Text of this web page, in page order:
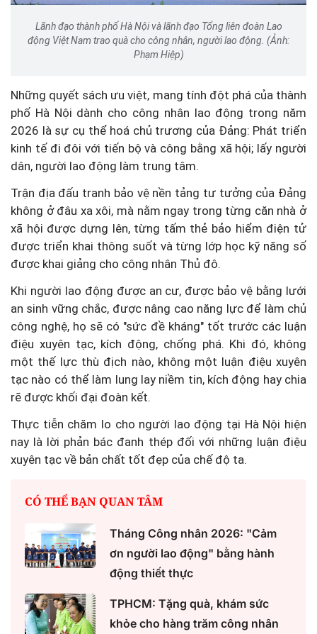
Lãnh đạo thành phố Hà Nội và lãnh đạo Tổng liên đoàn Lao
động Việt Nam trao quà cho công nhân, người lao động. (Ảnh:
Phạm Hiệp)
Những quyết sách ưu việt, mang tính đột phá của thành
phố Hà Nội dành cho công nhân lao động trong năm
2026 là sự cụ thể hoá chủ trương của Đảng: Phát triển
kinh tế đi đôi với tiến bộ và công bằng xã hội; lấy người
dân, người lao động làm trung tâm.
Trận địa đấu tranh bảo vệ nền tảng tư tưởng của Đảng
không ở đâu xa xôi, mà nằm ngay trong từng căn nhà ở
xã hội được dựng lên, từng tấm thẻ bảo hiểm điện tử
được triển khai thông suốt và từng lớp học kỹ năng số
được khai giảng cho công nhân Thủ đô.
Khi người lao động được an cư, được bảo vệ bằng lưới
an sinh vững chắc, được nâng cao năng lực để làm chủ
công nghệ, họ sẽ có "sức đề kháng" tốt trước các luận
điệu xuyên tạc, kích động, chống phá. Khi đó, không
một thế lực thù địch nào, không một luận điệu xuyên
tạc nào có thể làm lung lay niềm tin, kích động hay chia
rẽ được khối đại đoàn kết.
Thực tiễn chăm lo cho người lao động tại Hà Nội hiện
nay là lời phản bác đanh thép đối với những luận điệu
xuyên tạc về bản chất tốt đẹp của chế độ ta.
CÓ THỂ BẠN QUAN TÂM
Tháng Công nhân 2026: "Cảm
ơn người lao động" bằng hành
động thiết thực
TPHCM: Tặng quà, khám sức
khỏe cho hàng trăm công nhân